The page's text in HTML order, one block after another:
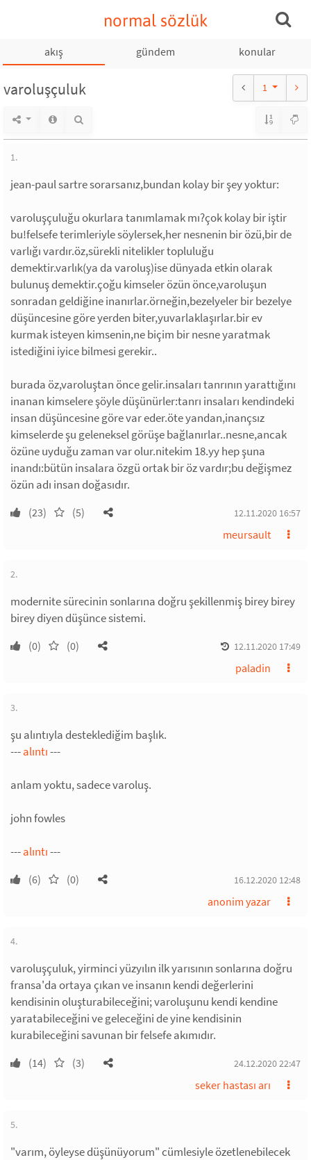
normal sözlük
akış gündem konular
varoluşçuluk 1
1.
jean-paul sartre sorarsanız,bundan kolay bir şey yoktur:
varoluşçuluğu okurlara tanımlamak mı?çok kolay bir iştir
bu!felsefe terimleriyle söylersek,her nesnenin bir özü,bir de
varlığı vardır.öz,sürekli nitelikler topluluğu
demektir.varlık(ya da varoluş)ise dünyada etkin olarak
bulunuş demektir.çoğu kimseler özün önce,varoluşun
sonradan geldiğine inanırlar.örneğin,bezelyeler bir bezelye
düşüncesine göre yerden biter,yuvarlaklaşırlar.bir ev
kurmak isteyen kimsenin,ne biçim bir nesne yaratmak
istediğini iyice bilmesi gerekir..
burada öz,varoluştan önce gelir.insaları tanrının yarattığını
inanan kimselere şöyle düşünürler:tanrı insaları kendindeki
insan düşüncesine göre var eder.öte yandan,inançsız
kimselerde şu geleneksel görüşe bağlanırlar..nesne,ancak
özüne uyduğu zaman var olur.nitekim 18.yy hep şuna
inandı:bütün insalara özgü ortak bir öz vardır;bu değişmez
özün adı insan doğasıdır.
(23) (5) 12.11.2020 16:57
meursault
2.
modernite sürecinin sonlarına doğru şekillenmiş birey birey
birey diyen düşünce sistemi.
(0) (0) 12.11.2020 17:49
paladin
3.
şu alıntıyla desteklediğim başlık.
---alıntı---
anlam yoktu, sadece varoluş.
john fowles
---alıntı---
(6) (0) 16.12.2020 12:48
anonim yazar
4.
varoluşçuluk, yirminci yüzyılın ilk yarısının sonlarına doğru
fransa'da ortaya çıkan ve insanın kendi değerlerini
kendisinin oluşturabileceğini; varoluşunu kendi kendine
yaratabileceğini ve geleceğini de yine kendisinin
kurabileceğini savunan bir felsefe akımıdır.
(14) (3) 24.12.2020 22:47
seker hastası arı
5.
"varım, öyleyse düşünüyorum" cümlesiyle özetlenebilecek